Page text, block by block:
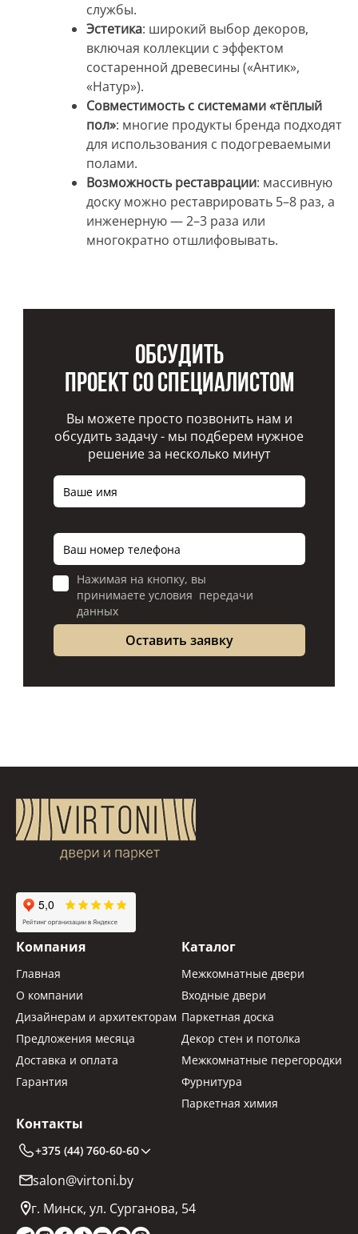
службы.
Эстетика: широкий выбор декоров,
включая коллекции с эффектом
состаренной древесины («Антик»,
«Натур»).
Совместимость с системами «тёплый
пол»: многие продукты бренда подходят
для использования с подогреваемыми
полами.
Возможность реставрации: массивную
доску можно реставрировать 5–8 раз, а
инженерную — 2–3 раза или
многократно отшлифовывать.
Обсудить
проект со специалистом
Вы можете просто позвонить нам и
обсудить задачу - мы подберем нужное
решение за несколько минут
Нажимая на кнопку, вы
принимаете условия передачи
данных
Компания
Главная
О компании
Дизайнерам и архитекторам
Предложения месяца
Доставка и оплата
Гарантия
Каталог
Межкомнатные двери
Входные двери
Паркетная доска
Декор стен и потолка
Межкомнатные перегородки
Фурнитура
Паркетная химия
Контакты
+375 (44) 760-60-60
salon@virtoni.by
г. Минск, ул. Сурганова, 54